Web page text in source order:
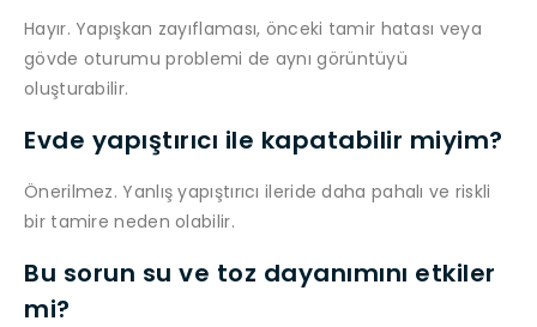
Hayır. Yapışkan zayıflaması, önceki tamir hatası veya
gövde oturumu problemi de aynı görüntüyü
oluşturabilir.
Evde yapıştırıcı ile kapatabilir miyim?
Önerilmez. Yanlış yapıştırıcı ileride daha pahalı ve riskli
bir tamire neden olabilir.
Bu sorun su ve toz dayanımını etkiler
mi?